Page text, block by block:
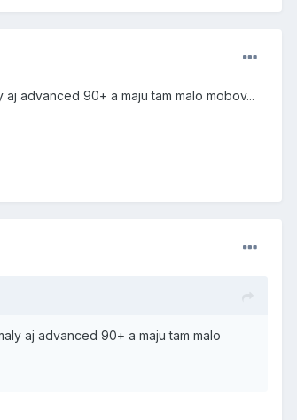
advanced 90+ a maju tam malo mobov...
aj advanced 90+ a maju tam malo